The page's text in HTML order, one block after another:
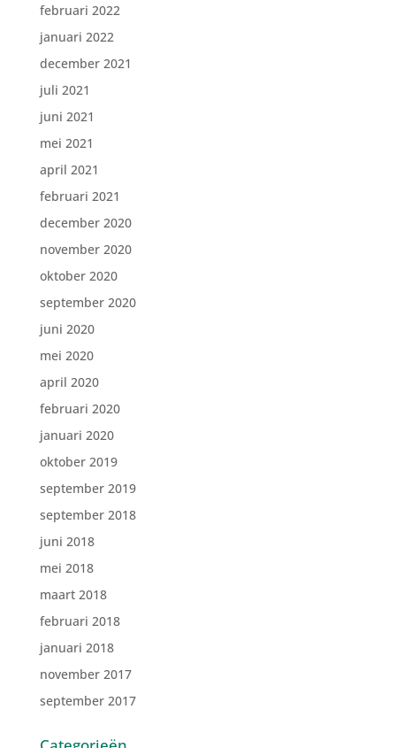
februari 2022
januari 2022
december 2021
juli 2021
juni 2021
mei 2021
april 2021
februari 2021
december 2020
november 2020
oktober 2020
september 2020
juni 2020
mei 2020
april 2020
februari 2020
januari 2020
oktober 2019
september 2019
september 2018
juni 2018
mei 2018
maart 2018
februari 2018
januari 2018
november 2017
september 2017